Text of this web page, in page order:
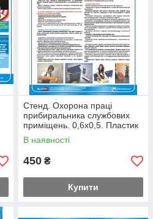
Стенд. Охорона праці
прибиральника службових
приміщень. 0,6х0,5. Пластик
В наявності
450 ₴
Купити